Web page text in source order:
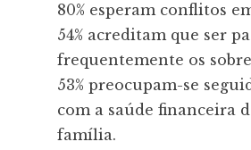
80% esperam conflitos
54% acreditam que ser
frequentemente os
53% preocupam-se
com a saúde financeira
família.